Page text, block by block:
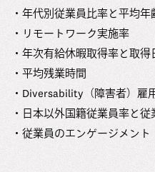
・年代別従業員比率と平均年
・リモートワーク実施率
・年次有給休暇取得率と取得
・平均残業時間
・Diversability（障害者）雇
・日本以外国籍従業員率と
・従業員のエンゲージメント